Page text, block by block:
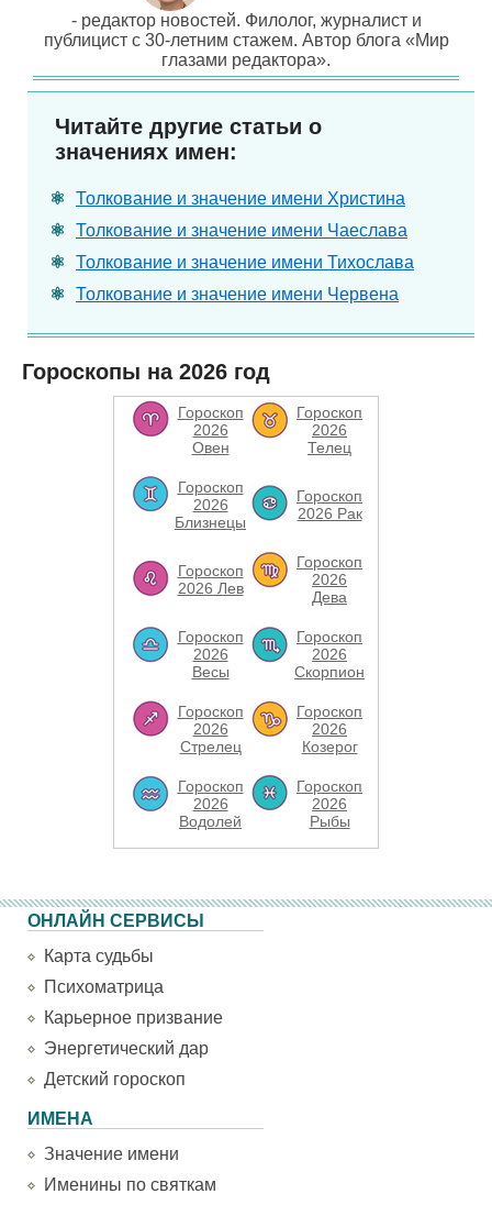
- редактор новостей. Филолог, журналист и
публицист с 30-летним стажем. Автор блога «Мир
глазами редактора».
Читайте другие статьи о
значениях имен:
Толкование и значение имени Христина
Толкование и значение имени Чаеслава
Толкование и значение имени Тихослава
Толкование и значение имени Червена
Гороскопы на 2026 год
Гороскоп
2026
Овен
Гороскоп
2026
Телец
Гороскоп
2026
Близнецы
Гороскоп
2026 Рак
Гороскоп
2026 Лев
Гороскоп
2026
Дева
Гороскоп
2026
Весы
Гороскоп
2026
Скорпион
Гороскоп
2026
Стрелец
Гороскоп
2026
Козерог
Гороскоп
2026
Водолей
Гороскоп
2026
Рыбы
ОНЛАЙН СЕРВИСЫ
Карта судьбы
Психоматрица
Карьерное призвание
Энергетический дар
Детский гороскоп
ИМЕНА
Значение имени
Именины по святкам